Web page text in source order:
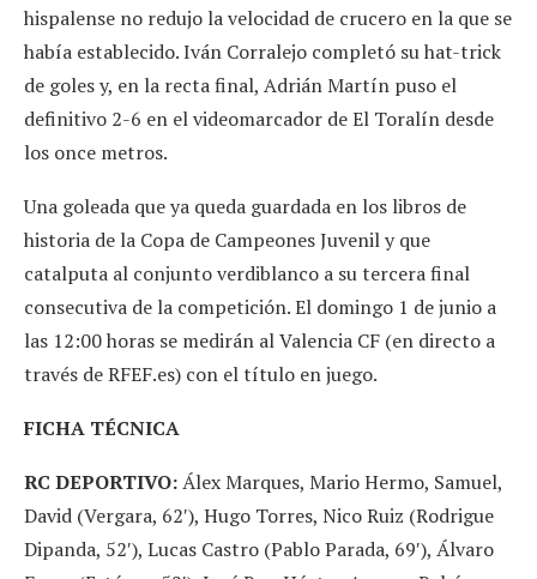
hispalense no redujo la velocidad de crucero en la que se
había establecido. Iván Corralejo completó su hat-trick
de goles y, en la recta final, Adrián Martín puso el
definitivo 2-6 en el videomarcador de El Toralín desde
los once metros.
Una goleada que ya queda guardada en los libros de
historia de la Copa de Campeones Juvenil y que
catalputa al conjunto verdiblanco a su tercera final
consecutiva de la competición. El domingo 1 de junio a
las 12:00 horas se medirán al Valencia CF (en directo a
través de RFEF.es) con el título en juego.
FICHA TÉCNICA
RC DEPORTIVO:Álex Marques, Mario Hermo, Samuel,
David (Vergara, 62′), Hugo Torres, Nico Ruiz (Rodrigue
Dipanda, 52′), Lucas Castro (Pablo Parada, 69′), Álvaro